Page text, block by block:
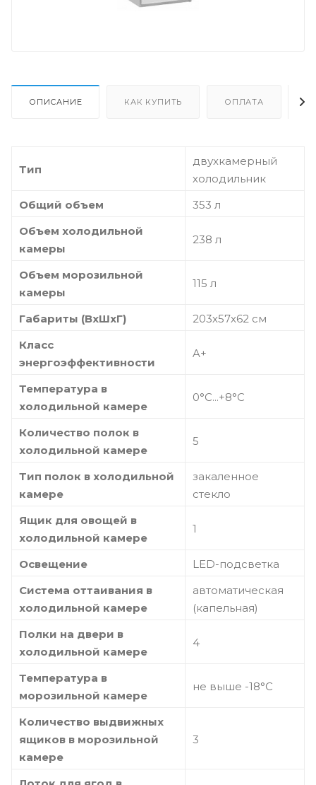
ОПИСАНИЕ КАК КУПИТЬ ОПЛАТА
Тип
двухкамерный
холодильник
Общий объем
353 л
Объем холодильной
камеры
238 л
Объем морозильной
камеры
115 л
Габариты (ВхШхГ)
203х57х62 см
Класс
энергоэффективности
A+
Температура в
холодильной камере
0°С...+8°С
Количество полок в
холодильной камере
5
Тип полок в холодильной
камере
закаленное
стекло
Ящик для овощей в
холодильной камере
1
Освещение
LED-подсветка
Система оттаивания в
холодильной камере
автоматическая
(капельная)
Полки на двери в
холодильной камере
4
Температура в
морозильной камере
не выше -18°С
Количество выдвижных
ящиков в морозильной
камере
3